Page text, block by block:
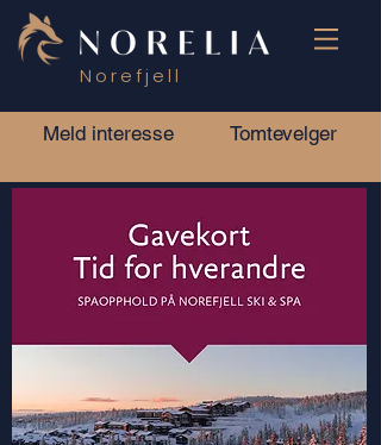
Norefjell
Meld interesse Tomtevelger